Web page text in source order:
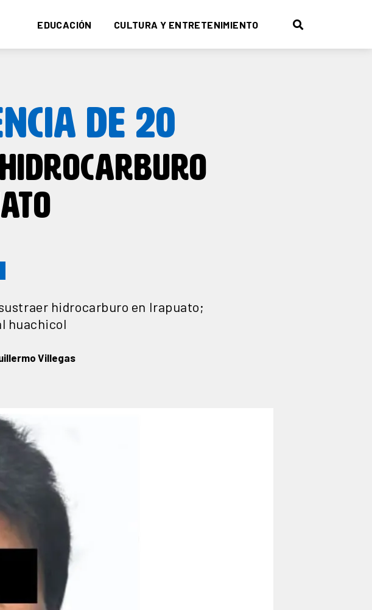
EDUCACIÓN CULTURA Y ENTRETENIMIENTO
DE 20
hidrocarburo en Irapuato;
huachicol
Villegas